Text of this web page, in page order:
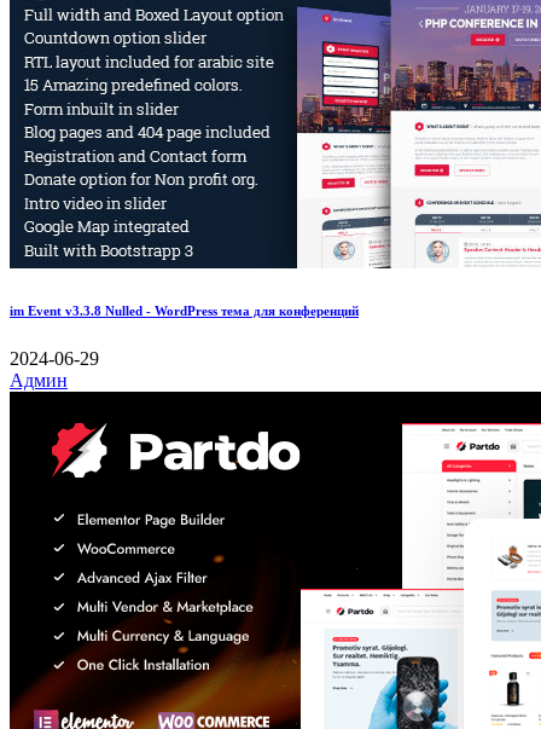
im Event v3.3.8 Nulled - WordPress тема для конференций
2024-06-29
Админ